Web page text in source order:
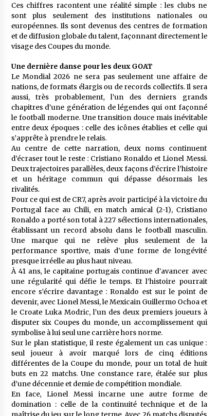
Ces chiffres racontent une réalité simple : les clubs ne
sont plus seulement des institutions nationales ou
européennes. Ils sont devenus des centres de formation
et de diffusion globale du talent, façonnant directement le
visage des Coupes du monde.
Une dernière danse pour les deux GOAT
Le Mondial 2026 ne sera pas seulement une affaire de
nations, de formats élargis ou de records collectifs. Il sera
aussi, très probablement, l’un des derniers grands
chapitres d’une génération de légendes qui ont façonné
le football moderne. Une transition douce mais inévitable
entre deux époques : celle des icônes établies et celle qui
s’apprête à prendre le relais.
Au centre de cette narration, deux noms continuent
d’écraser tout le reste : Cristiano Ronaldo et Lionel Messi.
Deux trajectoires parallèles, deux façons d’écrire l’histoire
et un héritage commun qui dépasse désormais les
rivalités.
Pour ce qui est de CR7, après avoir participé à la victoire du
Portugal face au Chili, en match amical (2-1), Cristiano
Ronaldo a porté son total à 227 sélections internationales,
établissant un record absolu dans le football masculin.
Une marque qui ne relève plus seulement de la
performance sportive, mais d’une forme de longévité
presque irréelle au plus haut niveau.
À 41 ans, le capitaine portugais continue d’avancer avec
une régularité qui défie le temps. Et l’histoire pourrait
encore s’écrire davantage : Ronaldo est sur le point de
devenir, avec Lionel Messi, le Mexicain Guillermo Ochoa et
le Croate Luka Modric, l’un des deux premiers joueurs à
disputer six Coupes du monde, un accomplissement qui
symbolise à lui seul une carrière hors norme.
Sur le plan statistique, il reste également un cas unique :
seul joueur à avoir marqué lors de cinq éditions
différentes de la Coupe du monde, pour un total de huit
buts en 22 matchs. Une constance rare, étalée sur plus
d’une décennie et demie de compétition mondiale.
En face, Lionel Messi incarne une autre forme de
domination : celle de la continuité technique et de la